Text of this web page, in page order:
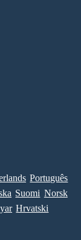
Português
Suomi Norsk
Hrvatski